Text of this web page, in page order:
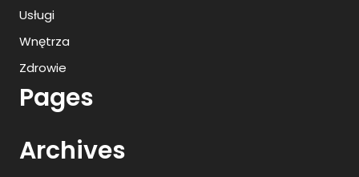
Usługi
Wnętrza
Zdrowie
Pages
Archives